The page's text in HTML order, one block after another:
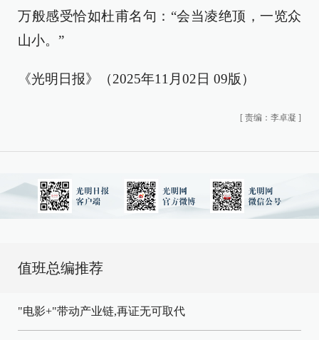
万般感受恰如杜甫名句：“会当凌绝顶，一览众
山小。”
《光明日报》（2025年11月02日 09版）
[ 责编：李卓凝 ]
值班总编推荐
"电影+"带动产业链,再证无可取代